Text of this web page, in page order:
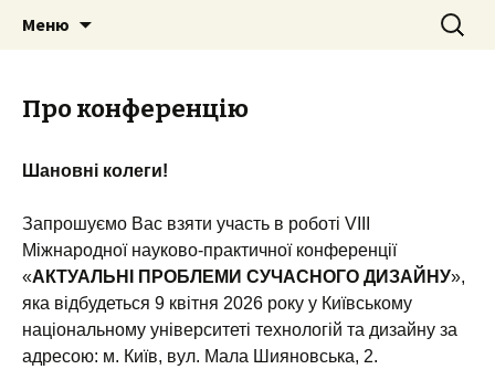
Меню Найти:
Про конференцію
Шановні колеги!
Запрошуємо Вас взяти участь в роботі VІІІ
Міжнародної науково-практичної конференції
«АКТУАЛЬНІ ПРОБЛЕМИ СУЧАСНОГО ДИЗАЙНУ»,
яка відбудеться 9 квітня 2026 року у Київському
національному університеті технологій та дизайну за
адресою: м. Київ, вул. Мала Шияновська, 2.